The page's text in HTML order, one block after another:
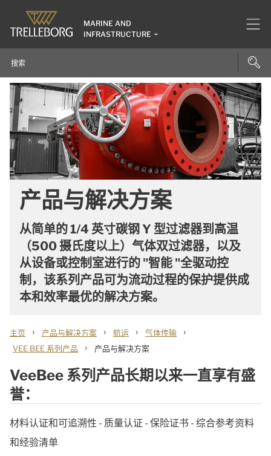
MARINE AND
INFRASTRUCTURE
产品与解决方案
从简单的 1/4 英寸碳钢 Y 型过滤器到高温
（500 摄氏度以上）气体双过滤器，以及
从设备或控制室进行的 "智能 "全驱动控
制，该系列产品可为流动过程的保护提供成
本和效率最优的解决方案。
主页 › 产品与解决方案 › 航运 › 气体传输 ›
VEE BEE 系列产品 › 产品与解决方案
VeeBee 系列产品长期以来一直享有盛
誉：
材料认证和可追溯性 - 质量认证 - 保险证书 - 综合参考资料
和经验清单